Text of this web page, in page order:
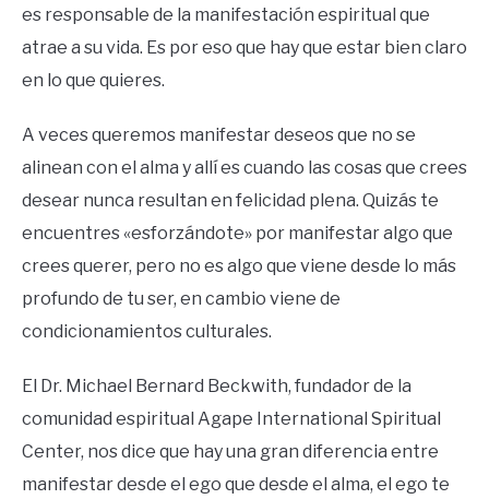
es responsable de la manifestación espiritual que
atrae a su vida. Es por eso que hay que estar bien claro
en lo que quieres.
A veces queremos manifestar deseos que no se
alinean con el alma y allí es cuando las cosas que crees
desear nunca resultan en felicidad plena. Quizás te
encuentres «esforzándote» por manifestar algo que
crees querer, pero no es algo que viene desde lo más
profundo de tu ser, en cambio viene de
condicionamientos culturales.
El Dr. Michael Bernard Beckwith, fundador de la
comunidad espiritual Agape International Spiritual
Center, nos dice que hay una gran diferencia entre
manifestar desde el ego que desde el alma, el ego te